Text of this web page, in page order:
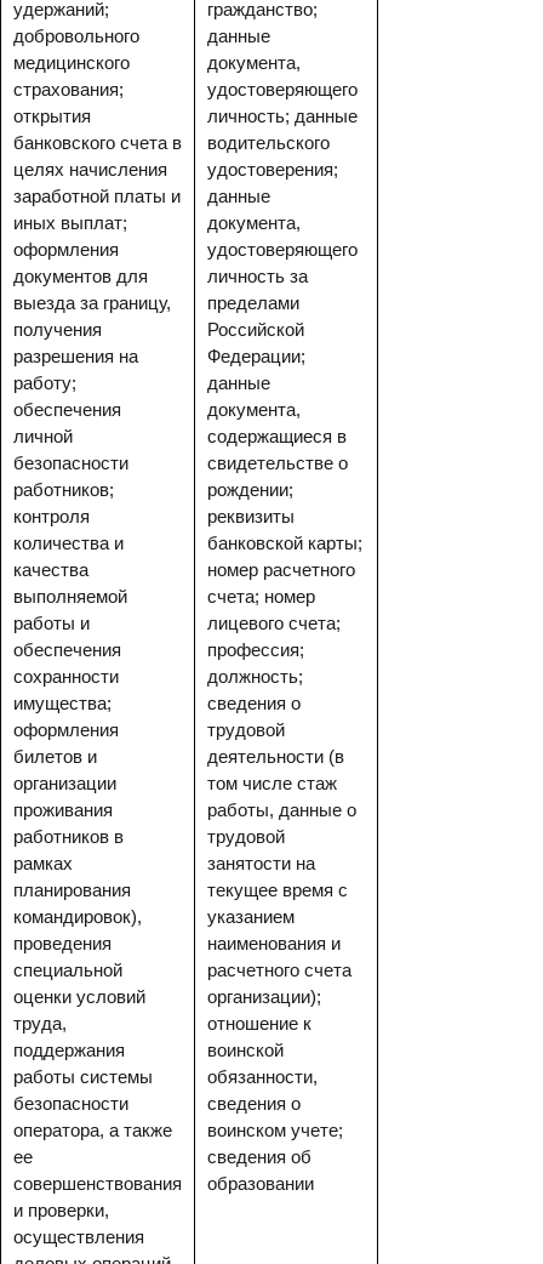
удержаний;
добровольного
медицинского
страхования;
открытия
банковского счета в
целях начисления
заработной платы и
иных выплат;
оформления
документов для
выезда за границу,
получения
разрешения на
работу;
обеспечения
личной
безопасности
работников;
контроля
количества и
качества
выполняемой
работы и
обеспечения
сохранности
имущества;
оформления
билетов и
организации
проживания
работников в
рамках
планирования
командировок),
проведения
специальной
оценки условий
труда,
поддержания
работы системы
безопасности
оператора, а также
ее
совершенствования
и проверки,
осуществления
гражданство;
данные
документа,
удостоверяющего
личность; данные
водительского
удостоверения;
данные
документа,
удостоверяющего
личность за
пределами
Российской
Федерации;
данные
документа,
содержащиеся в
свидетельстве о
рождении;
реквизиты
банковской карты;
номер расчетного
счета; номер
лицевого счета;
профессия;
должность;
сведения о
трудовой
деятельности (в
том числе стаж
работы, данные о
трудовой
занятости на
текущее время с
указанием
наименования и
расчетного счета
организации);
отношение к
воинской
обязанности,
сведения о
воинском учете;
сведения об
образовании